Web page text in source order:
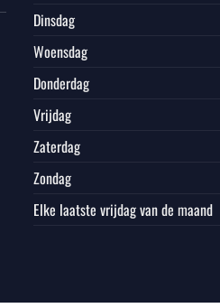
Dinsdag
Woensdag
Donderdag
Vrijdag
Zaterdag
Zondag
Elke laatste vrijdag van de maand